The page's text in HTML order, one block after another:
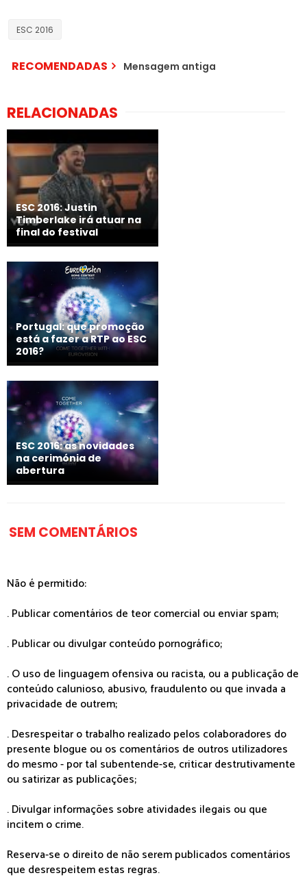
ESC 2016
RECOMENDADAS Mensagem antiga
RELACIONADAS
ESC 2016: Justin
Timberlake irá atuar na
final do festival
Portugal: que promoção
está a fazer a RTP ao ESC
2016?
ESC 2016: as novidades
na cerimónia de
abertura
SEM COMENTÁRIOS
Não é permitido:
. Publicar comentários de teor comercial ou enviar spam;
. Publicar ou divulgar conteúdo pornográfico;
. O uso de linguagem ofensiva ou racista, ou a publicação de
conteúdo calunioso, abusivo, fraudulento ou que invada a
privacidade de outrem;
. Desrespeitar o trabalho realizado pelos colaboradores do
presente blogue ou os comentários de outros utilizadores
do mesmo - por tal subentende-se, criticar destrutivamente
ou satirizar as publicações;
. Divulgar informações sobre atividades ilegais ou que
incitem o crime.
Reserva-se o direito de não serem publicados comentários
que desrespeitem estas regras.